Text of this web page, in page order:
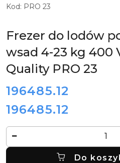
INNOWACYJNYCH
I
DLA
GASTRONOMII
QUALITY
Kod: PRO 23
Frezer do lodów
wsad 4-23 kg 400
Quality PRO 23
cena:
196485.12
Cena:
196485.12
Do